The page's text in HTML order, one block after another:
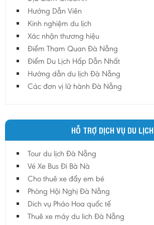
Hướng Dẫn Viên
Kinh nghiệm du lịch
Xác nhận thương hiệu
Điểm Tham Quan Đà Nẵng
Điểm Du Lịch Hấp Dẫn Nhất
Hướng dẫn du lịch Đà Nẵng
Các đơn vị lữ hành Đà Nẵng
HỖ TRỢ DỊCH VỤ DU LỊCH
Tour du lịch Đà Nẵng
Vé Xe Bus Đi Bà Nà
Cho thuê xe đẩy em bé
Phòng Hội Nghị Đà Nẵng
Dich vụ Pháo Hoa quốc tế
Thuê xe máy du lich Đà Nẵng